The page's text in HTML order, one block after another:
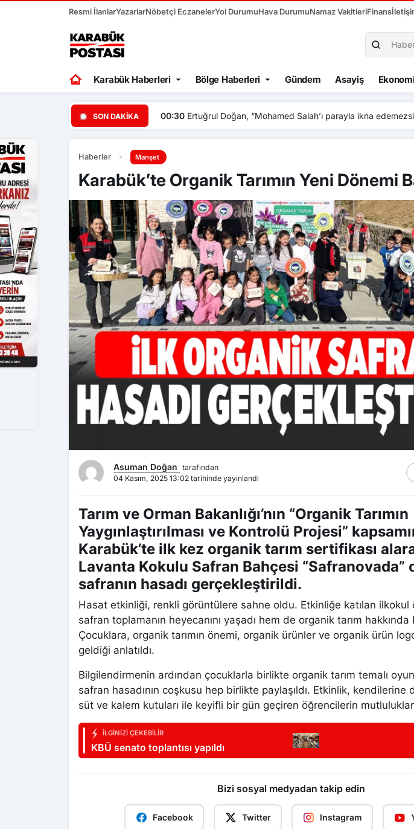
Resmi İlanlarYazarlarNöbetçi EczanelerYol DurumuHava DurumuNamaz VakitleriFinans
Karabük Haberleri Bölge Haberleri Gündem Asayiş
SON DAKIKA 00:30 Ertuğrul Doğan, “Mohamed Salah’ı parayla ikna
Haberler Manşet
Karabük’te Organik Tarımın Yeni Dönemi
Asuman Doğan tarafından
04 Kasım, 2025 13:02 tarihinde yayınlandı
Tarım ve Orman Bakanlığı’nın “Organik Tarımın
Yaygınlaştırılması ve Kontrolü Projesi”
Karabük’te ilk kez organik tarım sertifikası
Lavanta Kokulu Safran Bahçesi “Safranovada”
safranın hasadı gerçekleştirildi.
Hasat etkinliği, renkli görüntülere sahne oldu. Etkinliğe katılan ilkokul
safran toplamanın heyecanını yaşadı hem de organik tarım
Çocuklara, organik tarımın önemi, organik ürünler ve organik ürün
geldiği anlatıldı.
Bilgilendirmenin ardından çocuklarla birlikte organik tarım temalı
safran hasadının coşkusu hep birlikte paylaşıldı. Etkinlik, kendilerine
süt ve kalem kutuları ile keyifli bir gün geçiren öğrencilerin
İLGINIZI ÇEKEBILIR
KBÜ senato toplantısı yapıldı
Bizi sosyal medyadan takip edin
Facebook Twitter Instagram